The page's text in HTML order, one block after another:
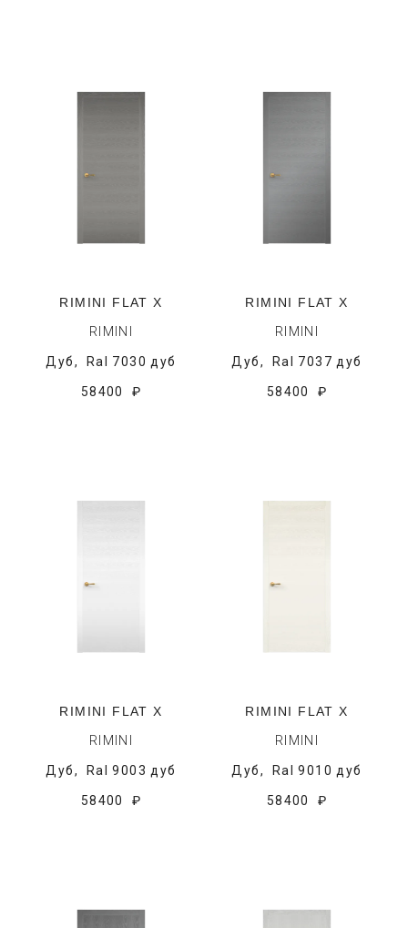
RIMINI FLAT X
RIMINI
Дуб, Ral 7030 дуб
58400 ₽
RIMINI FLAT X
RIMINI
Дуб, Ral 7037 дуб
58400 ₽
RIMINI FLAT X
RIMINI
Дуб, Ral 9003 дуб
58400 ₽
RIMINI FLAT X
RIMINI
Дуб, Ral 9010 дуб
58400 ₽